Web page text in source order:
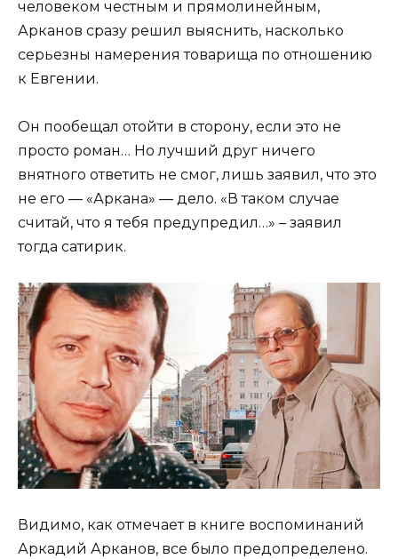
человеком честным и прямолинейным,
Арканов сразу решил выяснить, насколько
серьезны намерения товарища по отношению
к Евгении.
Он пообещал отойти в сторону, если это не
просто роман… Но лучший друг ничего
внятного ответить не смог, лишь заявил, что это
не его — «Аркана» — дело. «В таком случае
считай, что я тебя предупредил…» – заявил
тогда сатирик.
Видимо, как отмечает в книге воспоминаний
Аркадий Арканов, все было предопределено.